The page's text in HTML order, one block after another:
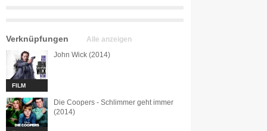
Verknüpfungen Alle anzeigen
FILM
John Wick (2014)
Die Coopers - Schlimmer geht immer
(2014)